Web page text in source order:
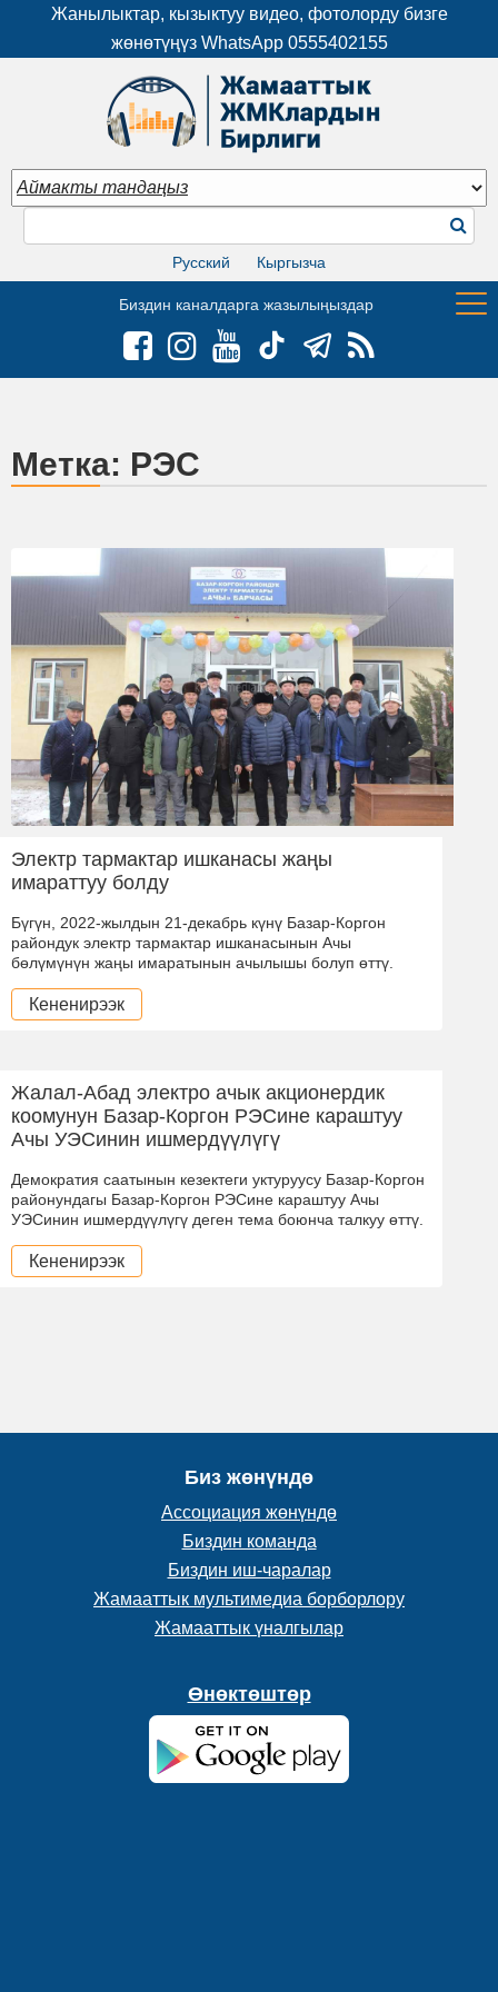
Жанылыктар, кызыктуу видео, фотолорду бизге
жөнөтүңүз WhatsApp 0555402155
Русский Кыргызча
Биздин каналдарга жазылыңыздар
Метка: РЭС
Электр тармактар ишканасы жаңы
имараттуу болду
Бүгүн, 2022-жылдын 21-декабрь күнү Базар-Коргон
райондук электр тармактар ишканасынын Ачы
бөлүмүнүн жаңы имаратынын ачылышы болуп өттү.
Кененирээк
Жалал-Абад электро ачык акционердик
коомунун Базар-Коргон РЭСине караштуу
Ачы УЭСинин ишмердүүлүгү
Демократия саатынын кезектеги уктуруусу Базар-Коргон
районундагы Базар-Коргон РЭСине караштуу Ачы
УЭСинин ишмердүүлүгү деген тема боюнча талкуу өттү.
Кененирээк
Биз жөнүндө
Ассоциация жөнүндө
Биздин команда
Биздин иш-чаралар
Жамааттык мультимедиа борборлору
Жамааттык үналгылар
Өнөктөштөр